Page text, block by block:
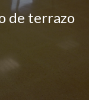
de terrazo